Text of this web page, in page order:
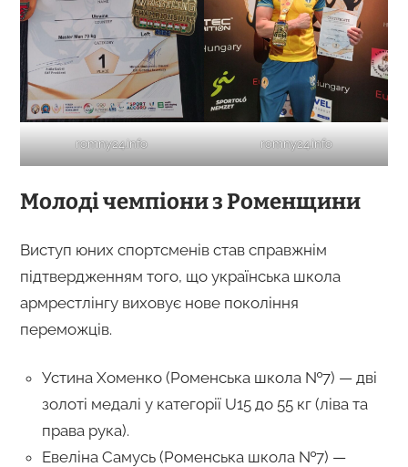
romny24.info romny24.info
Молоді чемпіони з Роменщини
Виступ юних спортсменів став справжнім
підтвердженням того, що українська школа
армрестлінгу виховує нове покоління
переможців.
Устина Хоменко (Роменська школа №7) — дві
золоті медалі у категорії U15 до 55 кг (ліва та
права рука).
Евеліна Самусь (Роменська школа №7) —